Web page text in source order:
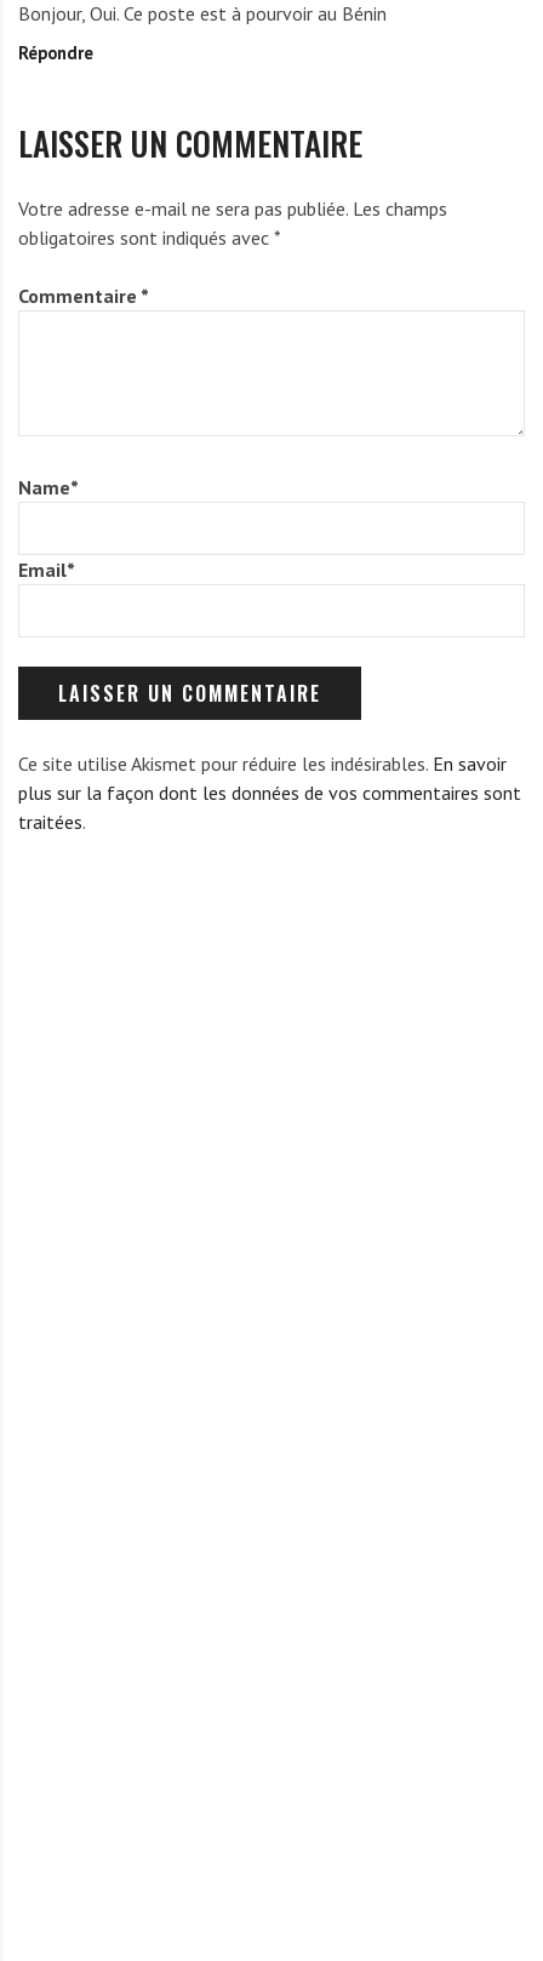
l
y
e
9
c
8
p
l
g
o
i
n
Bonjour, Oui. Ce poste est à pourvoir au Bénin
Répondre
LAISSER UN COMMENTAIRE
Votre adresse e-mail ne sera pas publiée. Les champs
obligatoires sont indiqués avec *
Commentaire *
Name*
Email*
Ce site utilise Akismet pour réduire les indésirables. En savoir
plus sur la façon dont les données de vos commentaires sont
traitées.